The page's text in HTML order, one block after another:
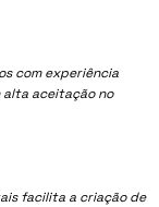
com experiência
alta aceitação no
facilita a criação de